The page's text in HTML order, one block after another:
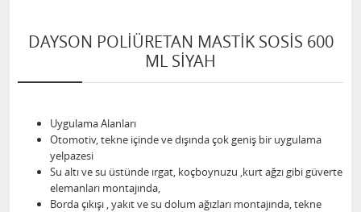
DAYSON POLİÜRETAN MASTİK SOSİS 600
ML SİYAH
Uygulama Alanları
Otomotiv, tekne içinde ve dışında çok geniş bir uygulama
yelpazesi
Su altı ve su üstünde ırgat, koçboynuzu ,kurt ağzı gibi güverte
elemanları montajında,
Borda çıkışı , yakıt ve su dolum ağızları montajında, tekne